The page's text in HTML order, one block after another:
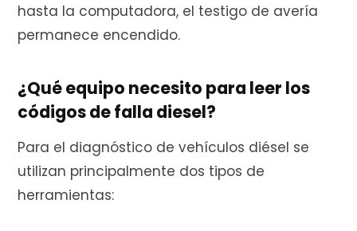
hasta la computadora, el testigo de avería
permanece encendido.
¿Qué equipo necesito para leer los
códigos de falla diesel?
Para el diagnóstico de vehículos diésel se
utilizan principalmente dos tipos de
herramientas: